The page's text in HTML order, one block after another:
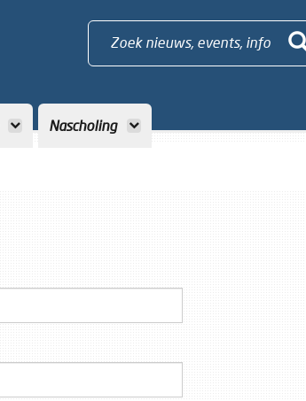
Zoek nieuws, events, info
Nascholing